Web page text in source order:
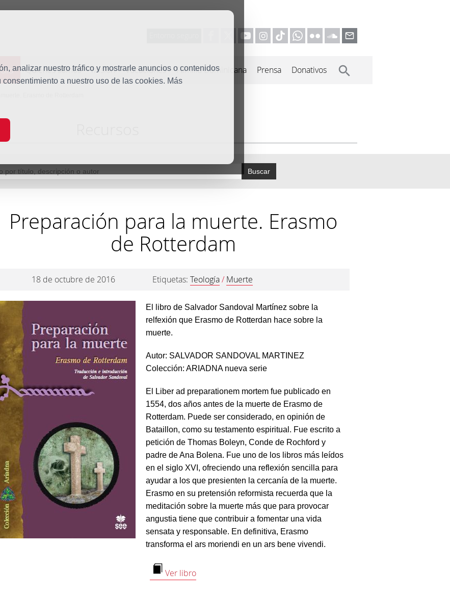
analizar nuestro tráfico y mostrarle anuncios o contenidos
a nuestro uso de las cookies. Más
Quiénes somos Misión Vocaciones Familia Dominicana Prensa Donativos
Erasmo de Rotterdam
Buscar
Preparación para la muerte. Erasmo
de Rotterdam
18 de octubre de 2016 Etiquetas: Teología/ Muerte
El libro de Salvador Sandoval Martínez sobre la
relfexión que Erasmo de Rotterdan hace sobre la
muerte.
Autor: SALVADOR SANDOVAL MARTINEZ
Colección: ARIADNA nueva serie
El Liber ad preparationem mortem fue publicado en
1554, dos años antes de la muerte de Erasmo de
Rotterdam. Puede ser considerado, en opinión de
Bataillon, como su testamento espiritual. Fue escrito a
petición de Thomas Boleyn, Conde de Rochford y
padre de Ana Bolena. Fue uno de los libros más leídos
en el siglo XVI, ofreciendo una reflexión sencilla para
ayudar a los que presienten la cercanía de la muerte.
Erasmo en su pretensión reformista recuerda que la
meditación sobre la muerte más que para provocar
angustia tiene que contribuir a fomentar una vida
sensata y responsable. En definitiva, Erasmo
transforma el ars moriendi en un ars bene vivendi.
Ver libro